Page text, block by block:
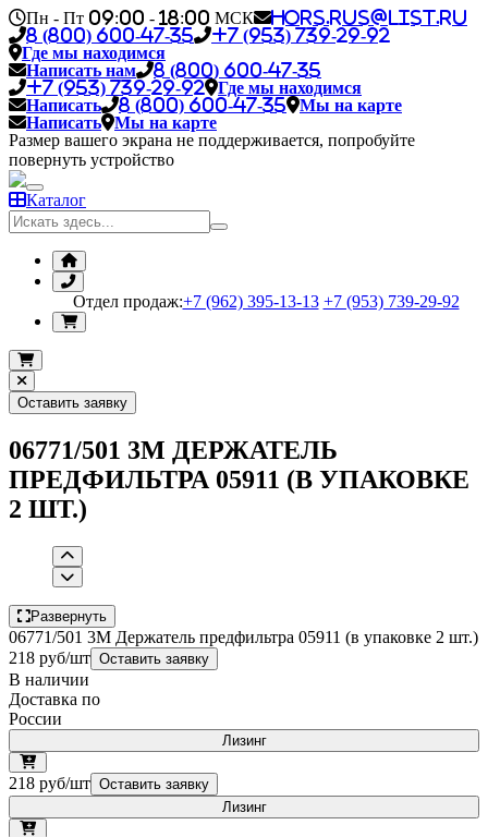
Пн - Пт 09:00 - 18:00 МСК
hors.rus@list.ru
8 (800) 600-47-35
+7 (953) 739-29-92
Где мы находимся
Написать нам
8 (800) 600-47-35
+7 (953) 739-29-92
Где мы находимся
Написать
8 (800) 600-47-35
Мы на карте
Написать
Мы на карте
Размер вашего экрана не поддерживается, попробуйте
повернуть устройство
Каталог
Отдел продаж:+7 (962) 395-13-13 +7 (953) 739-29-92
Оставить заявку
06771/501 3М ДЕРЖАТЕЛЬ
ПРЕДФИЛЬТРА 05911 (В УПАКОВКЕ
2 ШТ.)
Развернуть
06771/501 3М Держатель предфильтра 05911 (в упаковке 2 шт.)
218 руб/шт Оставить заявку
В наличии
Доставка по
России
Лизинг
218 руб/шт Оставить заявку
Лизинг